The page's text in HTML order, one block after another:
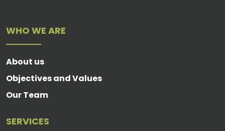
WHO WE ARE
About us
Objectives and Values
Our Team
SERVICES